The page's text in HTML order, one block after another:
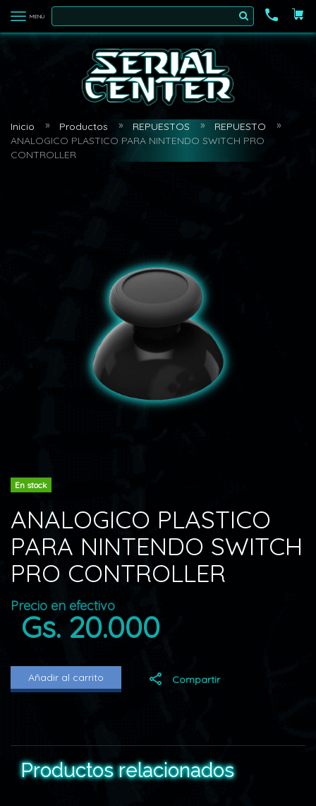
MENÚ
Inicio Productos REPUESTOS
REPUESTO
ANALOGICO PLASTICO PARA NINTENDO SWITCH PRO
CONTROLLER
En stock
ANALOGICO PLASTICO
PARA NINTENDO SWITCH
PRO CONTROLLER
Precio en efectivo
Gs. 20.000
Añadir al carrito Compartir
Productos relacionados